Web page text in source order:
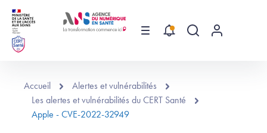
Aller au contenu principal
Menu Recherche
Menu
Accueil
Alertes et vulnérabilités
Les alertes et vulnérabilités du CERT Santé
Apple - CVE-2022-32949